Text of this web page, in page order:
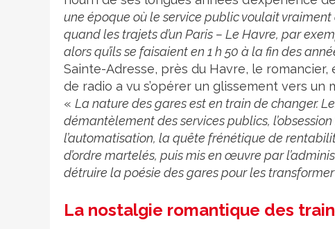
une époque où le service public voulait vraiment
quand les trajets d’un Paris – Le Havre, par
alors qu’ils se faisaient en 1 h 50 à la fin des
Sainte-Adresse, près du Havre, le
de radio a vu s’opérer un glissement vers un
« La nature des gares est en train de changer.
démantèlement des services publics,
l’automatisation, la quête frénétique de
d’ordre martelés, puis mis en œuvre par
détruire la poésie des gares pour les
La nostalgie romantique des